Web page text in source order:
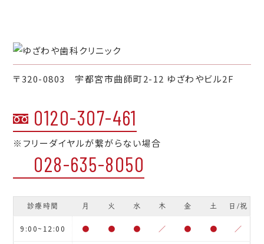
〒320-0803 宇都宮市曲師町2-12 ゆざわやビル2F
0120-307-461
※フリーダイヤルが繋がらない場合
028-635-8050
診療時間 月 火 水 木 金 土 日/祝
9:00~12:00 ● ● ● ／ ● ● ／